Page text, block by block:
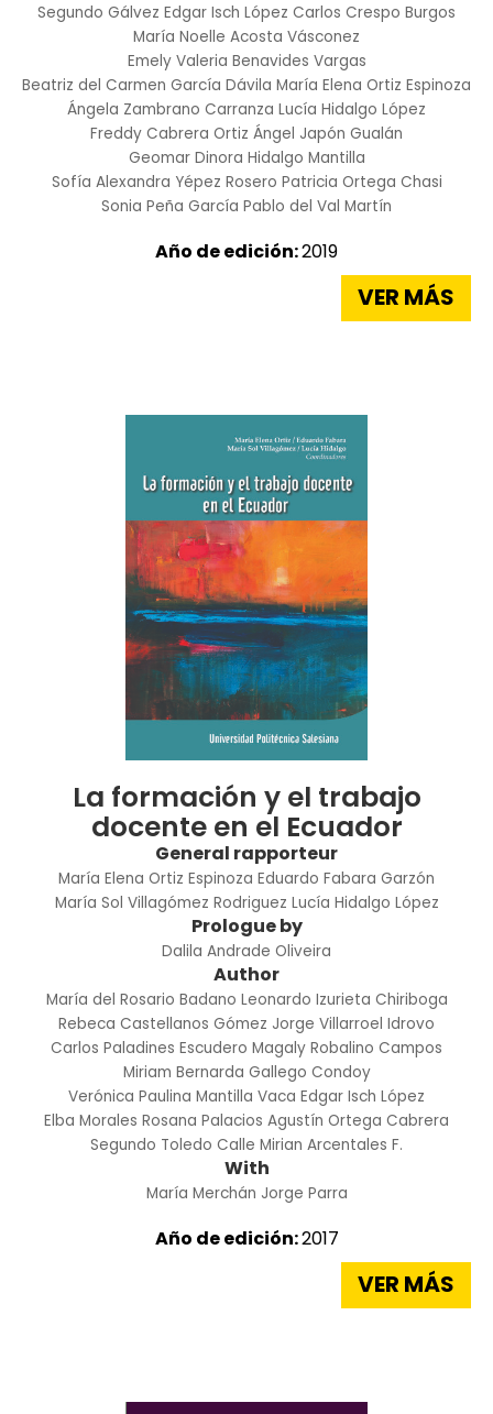
Segundo Gálvez Edgar Isch López Carlos Crespo Burgos
María Noelle Acosta Vásconez
Emely Valeria Benavides Vargas
Beatriz del Carmen García Dávila María Elena Ortiz Espinoza
Ángela Zambrano Carranza Lucía Hidalgo López
Freddy Cabrera Ortiz Ángel Japón Gualán
Geomar Dinora Hidalgo Mantilla
Sofía Alexandra Yépez Rosero Patricia Ortega Chasi
Sonia Peña García Pablo del Val Martín
Año de edición:2019
VER MÁS
La formación y el trabajo
docente en el Ecuador
General rapporteur
María Elena Ortiz Espinoza Eduardo Fabara Garzón
María Sol Villagómez Rodriguez Lucía Hidalgo López
Prologue by
Dalila Andrade Oliveira
Author
María del Rosario Badano Leonardo Izurieta Chiriboga
Rebeca Castellanos Gómez Jorge Villarroel Idrovo
Carlos Paladines Escudero Magaly Robalino Campos
Miriam Bernarda Gallego Condoy
Verónica Paulina Mantilla Vaca Edgar Isch López
Elba Morales Rosana Palacios Agustín Ortega Cabrera
Segundo Toledo Calle Mirian Arcentales F.
With
María Merchán Jorge Parra
Año de edición:2017
VER MÁS